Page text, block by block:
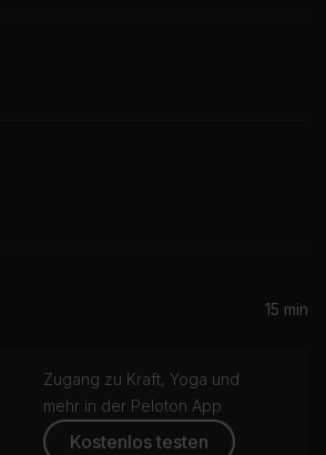
15 min
Zugang zu Kraft, Yoga und
mehr in der Peloton App
Kostenlos testen